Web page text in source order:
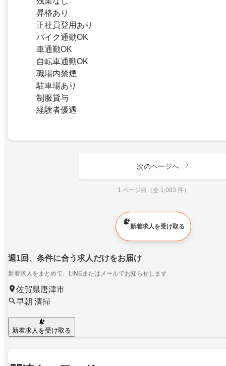
昇格あり
正社員登用あり
バイク通勤OK
車通勤OK
自転車通勤OK
職場内禁煙
駐車場あり
制服貸与
経験者優遇
次のページへ
1 ページ目（全 1,003 件）
新着求人を受け取る
週1回、条件に合う求人だけをお届け
新着求人をまとめて、LINEまたはメールでお知らせします
佐賀県唐津市
早朝 清掃
新着求人を受け取る